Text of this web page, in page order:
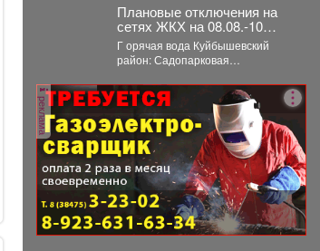
Специалисты Кемеровостата...
Плановые отключения на
сетях ЖКХ на 08.08.-10
августа 2026 г. (г.
Новокузнецк)
Г орячая вода Куйбышевский
район: Садопарковая
29,31,33,35,28/1,28/2,28,30,...
реклама